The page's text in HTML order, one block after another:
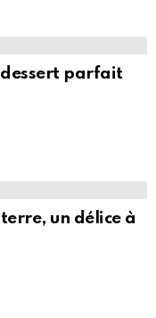
dessert parfait
un délice à